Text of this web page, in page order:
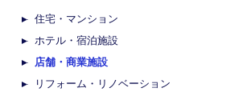
住宅・マンション
ホテル・宿泊施設
店舗・商業施設
リフォーム・リノベーション